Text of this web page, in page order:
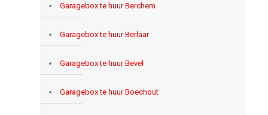
Garagebox te huur Berchem
Garagebox te huur Berlaar
Garagebox te huur Bevel
Garagebox te huur Boechout